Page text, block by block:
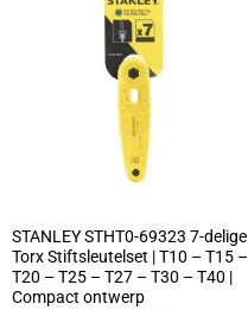
STANLEY STHT0-69323 7-delige
Torx Stiftsleutelset | T10 – T15 –
T20 – T25 – T27 – T30 – T40 |
Compact ontwerp